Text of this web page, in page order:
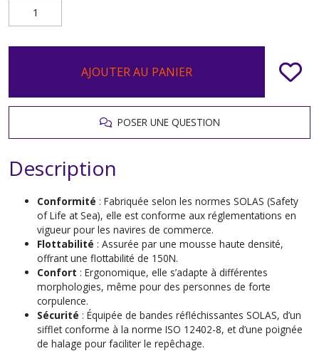
AJOUTER AU PANIER
POSER UNE QUESTION
Description
Conformité : Fabriquée selon les normes SOLAS (Safety
of Life at Sea), elle est conforme aux réglementations en
vigueur pour les navires de commerce.
Flottabilité : Assurée par une mousse haute densité,
offrant une flottabilité de 150N.
Confort : Ergonomique, elle s’adapte à différentes
morphologies, même pour des personnes de forte
corpulence.
Sécurité : Équipée de bandes réfléchissantes SOLAS, d’un
sifflet conforme à la norme ISO 12402-8, et d’une poignée
de halage pour faciliter le repêchage.